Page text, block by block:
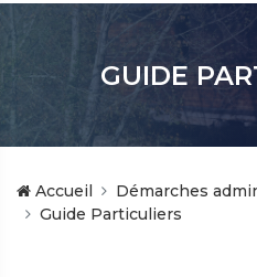
GUIDE
Accueil
Démarches
Guide Particuliers